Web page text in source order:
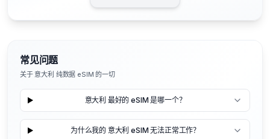
常见问题
关于 意大利 纯数据 eSIM 的一切
意大利 最好的 eSIM 是哪一个？
为什么我的 意大利 eSIM 无法正常工作？